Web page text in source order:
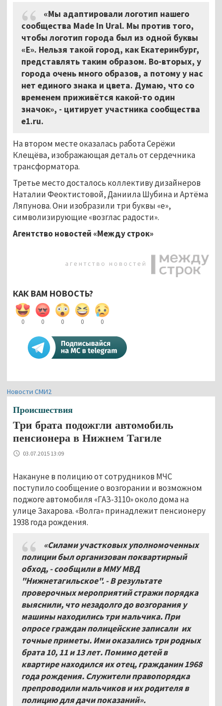
«Мы адаптировали логотип нашего
сообщества Made In Ural. Мы против того,
чтобы логотип города был из одной буквы
«Е». Нельзя такой город, как Екатеринбург,
представлять таким образом. Во-вторых, у
города очень много образов, а потому у нас
нет единого знака и цвета. Думаю, что со
временем приживётся какой-то один
значок», - цитирует участника сообщества
e1.ru.
На втором месте оказалась работа Серёжи
Клещёва, изображающая деталь от сердечника
трансформатора.
Третье место досталось коллективу дизайнеров
Наталии Феоктистовой, Даниила Шубина и Артёма
Ляпунова. Они изобразили три буквы «е»,
символизирующие «возглас радости».
Агентство новостей «Между строк»
КАК ВАМ НОВОСТЬ?
0 0 0 0 0
Новости СМИ2
Происшествия
Три брата подожгли автомобиль
пенсионера в Нижнем Тагиле
03.07.2015 13:09
Накануне в полицию от сотрудников МЧС
поступило сообщение о возгорании и возможном
поджоге автомобиля «ГАЗ-3110» около дома на
улице Захарова. «Волга» принадлежит пенсионеру
1938 года рождения.
«Силами участковых уполномоченных
полиции был организован поквартирный
обход, -сообщили в ММУ МВД
"Нижнетагильское". -В результате
проверочных мероприятий стражи порядка
выяснили, что незадолго до возгорания у
машины находились три мальчика. При
опросе граждан полицейские записали их
точные приметы. Ими оказались три родных
брата 10, 11 и 13 лет. Помимо детей в
квартире находился их отец, гражданин 1968
года рождения. Служители правопорядка
препроводили мальчиков и их родителя в
полицию для дачи показаний».